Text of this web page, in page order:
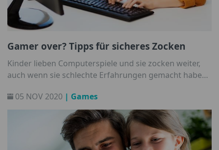
Gamer over? Tipps für sicheres Zocken
Kinder lieben Computerspiele und sie zocken weiter,
auch wenn sie schlechte Erfahrungen gemacht haben.
Fallen von Cyberkriminellen. Wir haben gute Tipps,
damit den Eltern und Kids die Lust am Zocken nicht
05 NOV 2020 | Games